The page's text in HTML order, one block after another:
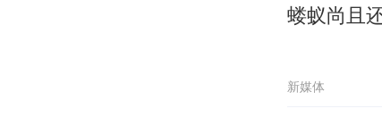
蝼蚁尚且
新媒体